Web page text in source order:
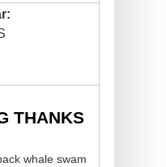
THANKS
whale swam